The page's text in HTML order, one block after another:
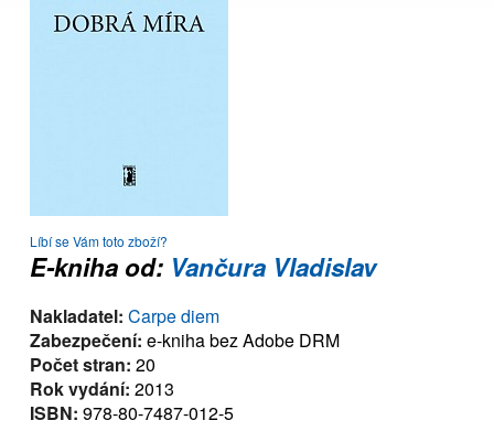
Líbí se Vám toto zboží?
E-kniha od: Vančura Vladislav
Nakladatel: Carpe diem
Zabezpečení: e-kniha bez Adobe DRM
Počet stran: 20
Rok vydání: 2013
ISBN: 978-80-7487-012-5